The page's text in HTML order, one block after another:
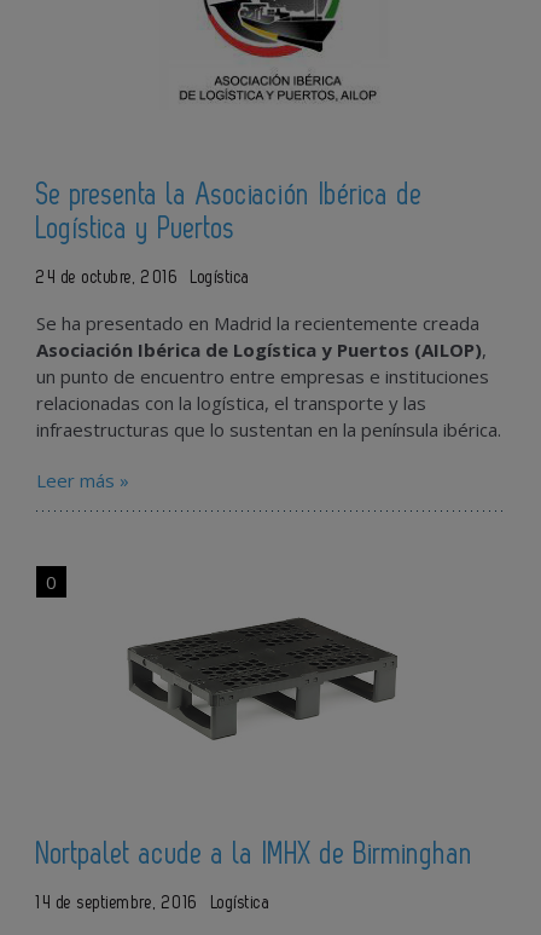
Se presenta la Asociación Ibérica de
Logística y Puertos
24 de octubre, 2016 Logística
Se ha presentado en Madrid la recientemente creada
Asociación Ibérica de Logística y Puertos (AILOP),
un punto de encuentro entre empresas e instituciones
relacionadas con la logística, el transporte y las
infraestructuras que lo sustentan en la península ibérica.
Leer más »
0
Nortpalet acude a la IMHX de Birminghan
14 de septiembre, 2016 Logística